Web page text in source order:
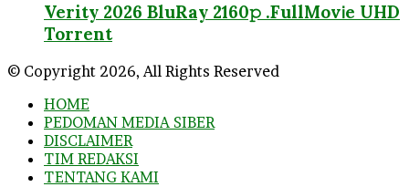
Verity 2026 BluRay 2160𝚙 .FullMov𝗂e UHD
Torrent
© Copyright 2026, All Rights Reserved
HOME
PEDOMAN MEDIA SIBER
DISCLAIMER
TIM REDAKSI
TENTANG KAMI